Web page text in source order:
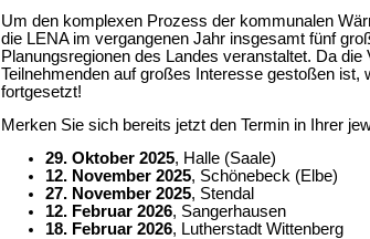
Um den komplexen Prozess der kommunalen
die LENA im vergangenen Jahr insgesamt fünf
Planungsregionen des Landes veranstaltet. Da die
Teilnehmenden auf großes Interesse gestoßen ist,
fortgesetzt!
Merken Sie sich bereits jetzt den Termin in Ihrer
29. Oktober 2025, Halle (Saale)
12. November 2025, Schönebeck (Elbe)
27. November 2025, Stendal
12. Februar 2026, Sangerhausen
18. Februar 2026, Lutherstadt Wittenberg